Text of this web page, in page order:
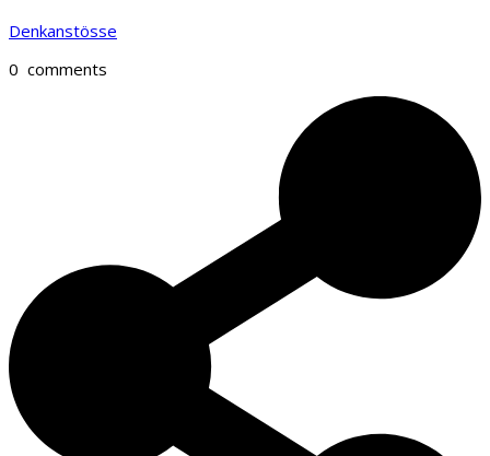
Denkanstösse
0 comments